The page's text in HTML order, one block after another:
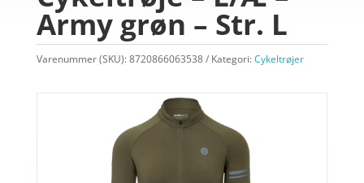
Army grøn – Str. L
Varenummer (SKU):8720866063538 Kategori:Cykeltrøjer